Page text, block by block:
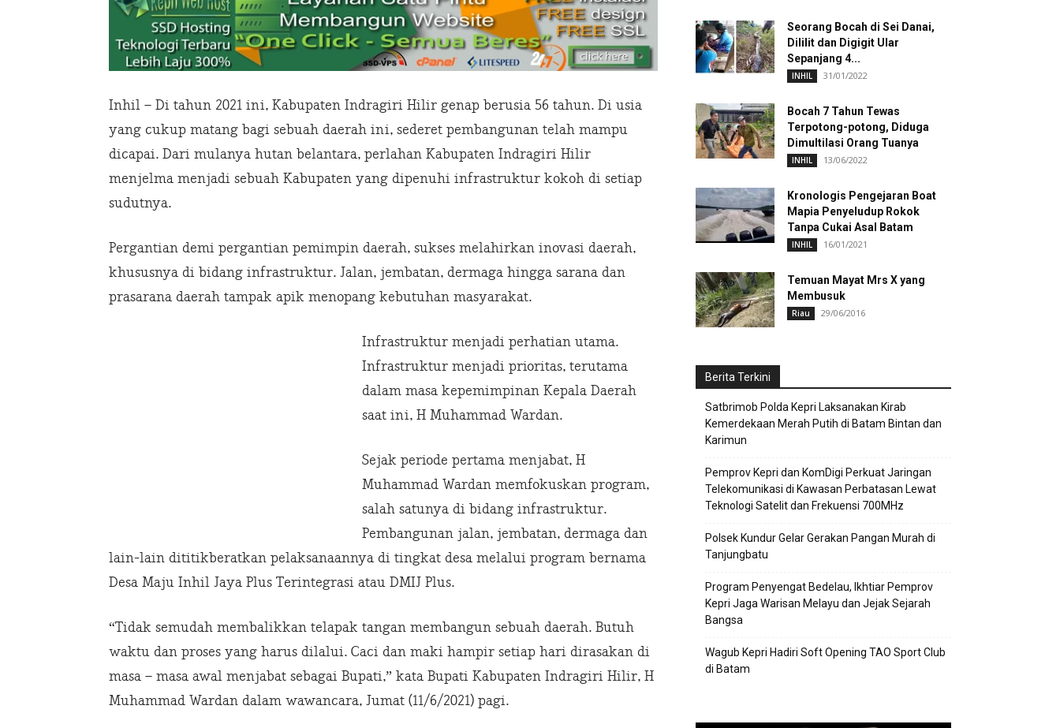
Inhil – Di tahun 2021 ini, Kabupaten Indragiri Hilir genap berusia 56 tahun. Di usia
yang cukup matang bagi sebuah daerah ini, sederet pembangunan telah mampu
dicapai. Dari mulanya hutan belantara, perlahan Kabupaten Indragiri Hilir
menjelma menjadi sebuah Kabupaten yang dipenuhi infrastruktur kokoh di setiap
sudutnya.
Pergantian demi pergantian pemimpin daerah, sukses melahirkan inovasi daerah,
khususnya di bidang infrastruktur. Jalan, jembatan, dermaga hingga sarana dan
prasarana daerah tampak apik menopang kebutuhan masyarakat.
Infrastruktur menjadi perhatian utama.
Infrastruktur menjadi prioritas, terutama
dalam masa kepemimpinan Kepala Daerah
saat ini, H Muhammad Wardan.
Sejak periode pertama menjabat, H
Muhammad Wardan memfokuskan program,
salah satunya di bidang infrastruktur.
Pembangunan jalan, jembatan, dermaga dan
lain-lain dititikberatkan pelaksanaannya di tingkat desa melalui program bernama
Desa Maju Inhil Jaya Plus Terintegrasi atau DMIJ Plus.
“Tidak semudah membalikkan telapak tangan membangun sebuah daerah. Butuh
waktu dan proses yang harus dilalui. Caci dan maki hampir setiap hari dirasakan di
masa – masa awal menjabat sebagai Bupati,” kata Bupati Kabupaten Indragiri Hilir, H
Muhammad Wardan dalam wawancara, Jumat (11/6/2021) pagi.
Seorang Bocah di Sei Danai,
Dililit dan Digigit Ular
Sepanjang 4...
INHIL 31/01/2022
Bocah 7 Tahun Tewas
Terpotong-potong, Diduga
Dimultilasi Orang Tuanya
INHIL 13/06/2022
Kronologis Pengejaran Boat
Mapia Penyeludup Rokok
Tanpa Cukai Asal Batam
INHIL 16/01/2021
Temuan Mayat Mrs X yang
Membusuk
Riau 29/06/2016
Berita Terkini
Satbrimob Polda Kepri Laksanakan Kirab
Kemerdekaan Merah Putih di Batam Bintan dan
Karimun
Pemprov Kepri dan KomDigi Perkuat Jaringan
Telekomunikasi di Kawasan Perbatasan Lewat
Teknologi Satelit dan Frekuensi 700MHz
Polsek Kundur Gelar Gerakan Pangan Murah di
Tanjungbatu
Program Penyengat Bedelau, Ikhtiar Pemprov
Kepri Jaga Warisan Melayu dan Jejak Sejarah
Bangsa
Wagub Kepri Hadiri Soft Opening TAO Sport Club
di Batam